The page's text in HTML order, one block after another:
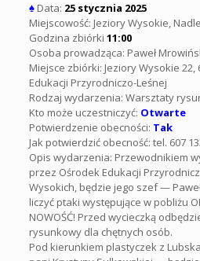
♠Data: 25 stycznia 2025
Miejscowość: Jeziory Wysokie,
Godzina zbiórki 11:00
Osoba prowadząca: Paweł
Miejsce zbiórki: Jeziory Wysokie 22,
Edukacji Przyrodniczo-Leśnej
Rodzaj wydarzenia: Warsztaty
Kto może uczestniczyć: Otwarte
Potwierdzenie obecności: Tak
Jak potwierdzić obecność: tel. 607
Opis wydarzenia: Przewodnikiem
przez Ośrodek Edukacji
Wysokich, będzie jego szef —
liczyć ptaki występujące w pobliżu
NOWOŚĆ! Przed wycieczką
rysunkowy dla chętnych osób.
Pod kierunkiem plastyczek z